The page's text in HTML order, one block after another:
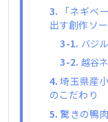
「ネギベ
出す創作ソ
バジ
越谷
埼玉県産
のこだわり
驚きの鴨